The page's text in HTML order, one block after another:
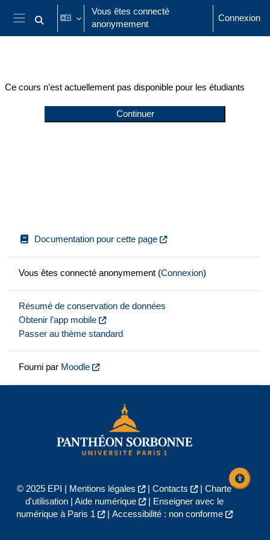
Passer au contenu principal
Panneau latéral
Activer/désactiver la saisie de recherche
Vous êtes connecté
anonymement
Connexion
Ce cours n’est actuellement pas disponible pour les étudiants
Continuer
Documentation pour cette page
Vous êtes connecté anonymement (Connexion)
Résumé de conservation de données
Obtenir l’app mobile
Passer au thème standard
Fourni par Moodle
© 2025 EPI | Mentions légales | Contacts | Charte
d'utilisation| Aide numérique |
Enseigner avec le
numérique à Paris 1
| Accessibilité : non conforme